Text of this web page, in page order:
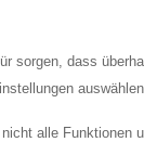
sorgen, dass
alle Funktionen